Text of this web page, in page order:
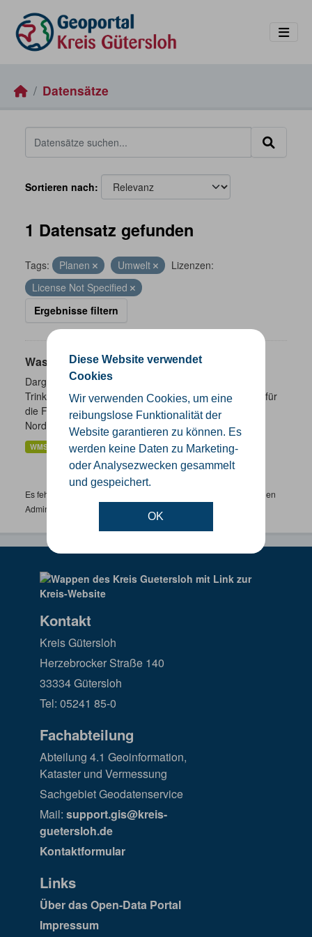
Diese Website verwendet
Cookies
Wir verwenden Cookies, um eine
reibungslose Funktionalität der
Website garantieren zu können. Es
werden keine Daten zu Marketing-
oder Analysezwecken gesammelt
und gespeichert.
OK
Datensätze
Sortieren nach
1 Datensatz gefunden
Tags: Planen Umwelt
Lizenzen:
License Not Specified
Ergebnisse filtern
Wasserschutzgebiete
Dargestellt werden die geplanten und festgesetzten
Trinkwasser- und Heilquellenschutzgebiete. Zuständig für
die Festsetzung von Wasserschutzgebieten sind in
Nordrhein-Westfalen...
WMS
Es fehlen spezifische Datensätze? Wenden Sie sich bitte an einen
Administrator unter:
Kontakt
Kreis Gütersloh
Herzebrocker Straße 140
33334 Gütersloh
Tel: 05241 85-0
Fachabteilung
Abteilung 4.1 Geoinformation,
Kataster und Vermessung
Sachgebiet Geodatenservice
Mail: support.gis@kreis-
guetersloh.de
Kontaktformular
Links
Über das Open-Data Portal
Impressum